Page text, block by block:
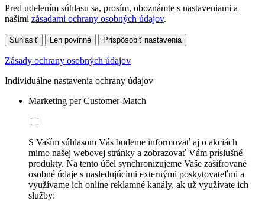
Pred udelením súhlasu sa, prosím, oboznámte s nastaveniami a
našimi zásadami ochrany osobných údajov.
Súhlasiť Len povinné Prispôsobiť nastavenia
Zásady ochrany osobných údajov
Individuálne nastavenia ochrany údajov
Marketing per Customer-Match
S Vaším súhlasom Vás budeme informovať aj o akciách
mimo našej webovej stránky a zobrazovať Vám príslušné
produkty. Na tento účel synchronizujeme Vaše zašifrované
osobné údaje s nasledujúcimi externými poskytovateľmi a
využívame ich online reklamné kanály, ak už využívate ich
služby: